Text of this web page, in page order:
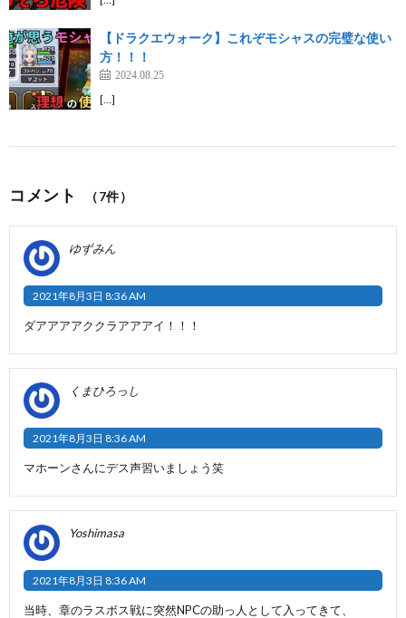
【ドラクエウォーク】これぞモシャスの完璧な使い
方！！！
2024.08.25
[…]
コメント （7件）
ゆずみん
2021年8月3日 8:36 AM
ダアアアアククラアアアイ！！！
くまひろっし
2021年8月3日 8:36 AM
マホーンさんにデス声習いましょう笑
Yoshimasa
2021年8月3日 8:36 AM
当時、章のラスボス戦に突然NPCの助っ人として入ってきて、